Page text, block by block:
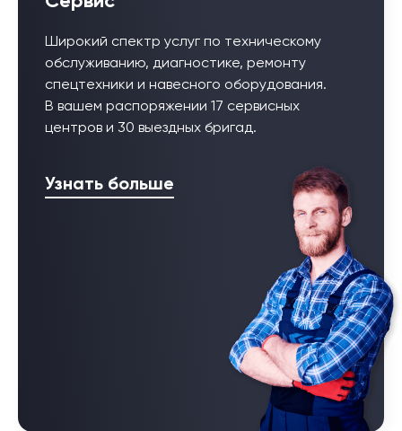
Широкий спектр услуг по техническому
обслуживанию, диагностике, ремонту
спецтехники и навесного оборудования.
В вашем распоряжении 17 сервисных
центров и 30 выездных бригад.
Узнать больше